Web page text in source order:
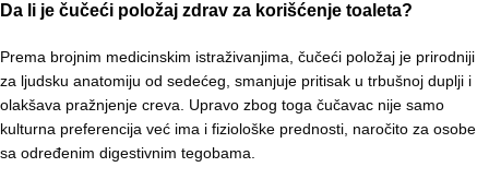
Da li je čučeći položaj zdrav za korišćenje toaleta?
Prema brojnim medicinskim istraživanjima, čučeći položaj je prirodniji
za ljudsku anatomiju od sedećeg, smanjuje pritisak u trbušnoj duplji i
olakšava pražnjenje creva. Upravo zbog toga čučavac nije samo
kulturna preferencija već ima i fiziološke prednosti, naročito za osobe
sa određenim digestivnim tegobama.